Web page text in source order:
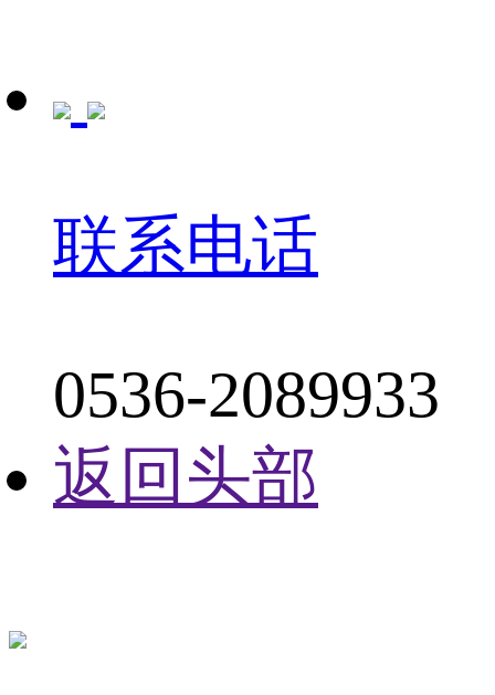
联系电话
0536-2089933
返回头部